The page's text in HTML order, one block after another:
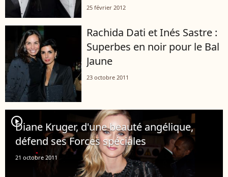
25 février 2012
Rachida Dati et Inés Sastre :
Superbes en noir pour le Bal
Jaune
23 octobre 2011
player2
Diane Kruger, d'une beauté angélique,
défend ses Forces spéciales
21 octobre 2011